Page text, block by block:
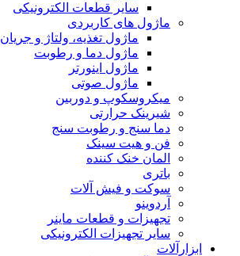
سایر قطعات الکترونیکی
ماژول های کاربردی
ماژول تغذیه، ولتاژ و جریان
ماژول دما و رطوبت
ماژول اینورتر
ماژول صوتی
میکروسکوپ و دوربین
شیرینک حرارتی
دما سنج و رطوبت سنج
فن و هیت سینک
المان خنک کننده
باتری
سوکت و فیش آلات
آردوینو
تجهیزات و قطعات ماینر
سایر تجهیزات الکترونیکی
ابزارآلات